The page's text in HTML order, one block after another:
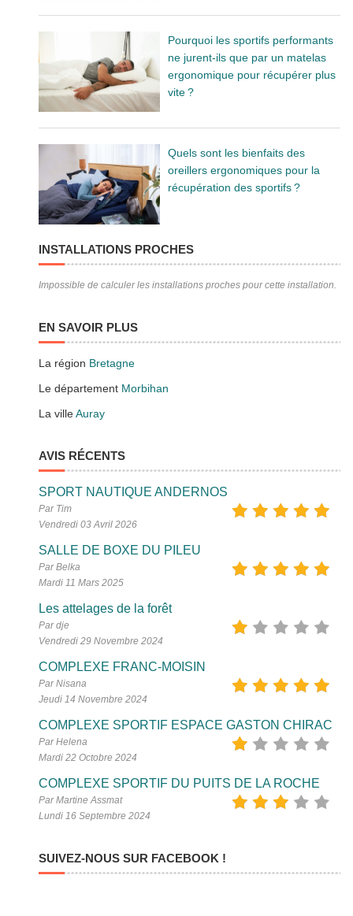
Pourquoi les sportifs performants
ne jurent-ils que par un matelas
ergonomique pour récupérer plus
vite ?
Quels sont les bienfaits des
oreillers ergonomiques pour la
récupération des sportifs ?
INSTALLATIONS PROCHES
Impossible de calculer les installations proches pour cette installation.
EN SAVOIR PLUS
La région Bretagne
Le département Morbihan
La villeAuray
AVIS RÉCENTS
SPORT NAUTIQUE ANDERNOS
Par Tim
Vendredi 03 Avril 2026
SALLE DE BOXE DU PILEU
Par Belka
Mardi 11 Mars 2025
Les attelages de la forêt
Par dje
Vendredi 29 Novembre 2024
COMPLEXE FRANC-MOISIN
Par Nisana
Jeudi 14 Novembre 2024
COMPLEXE SPORTIF ESPACE GASTON CHIRAC
Par Helena
Mardi 22 Octobre 2024
COMPLEXE SPORTIF DU PUITS DE LA ROCHE
Par Martine Assmat
Lundi 16 Septembre 2024
SUIVEZ-NOUS SUR FACEBOOK !